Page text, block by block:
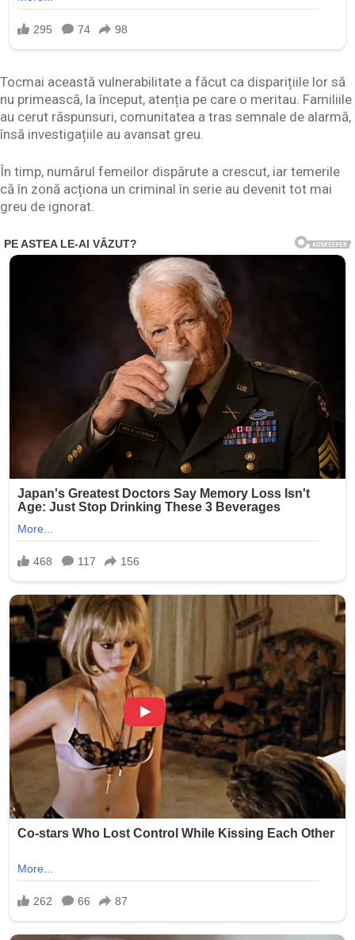
Tocmai această vulnerabilitate a făcut ca disparițiile lor să
nu primească, la început, atenția pe care o meritau. Familiile
au cerut răspunsuri, comunitatea a tras semnale de alarmă,
însă investigațiile au avansat greu.
În timp, numărul femeilor dispărute a crescut, iar temerile
că în zonă acționa un criminal în serie au devenit tot mai
greu de ignorat.